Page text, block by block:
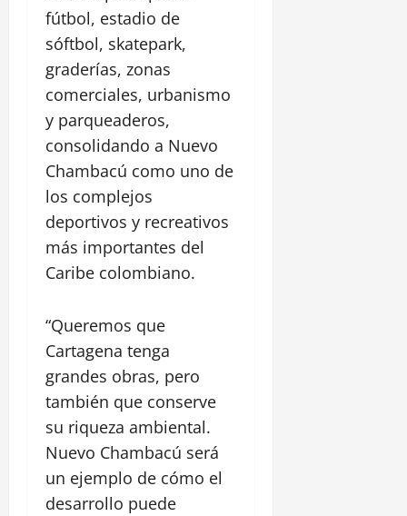
fútbol, estadio de
sóftbol, skatepark,
graderías, zonas
comerciales, urbanismo
y parqueaderos,
consolidando a Nuevo
Chambacú como uno de
los complejos
deportivos y recreativos
más importantes del
Caribe colombiano.
“Queremos que
Cartagena tenga
grandes obras, pero
también que conserve
su riqueza ambiental.
Nuevo Chambacú será
un ejemplo de cómo el
desarrollo puede